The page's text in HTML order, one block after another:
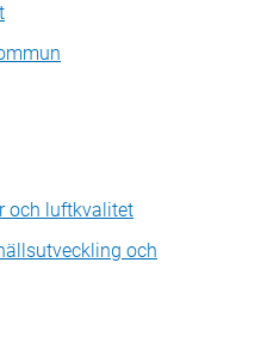
och luftkvalitet
och